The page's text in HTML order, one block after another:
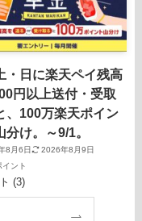
・日に楽天ペイ残高
円以上送付・受取
、100万楽天ポイン
分け。～9/1。
8月6日
2026年8月9日
イント
(3)